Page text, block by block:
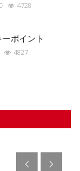
0 4728
ポイント
4827